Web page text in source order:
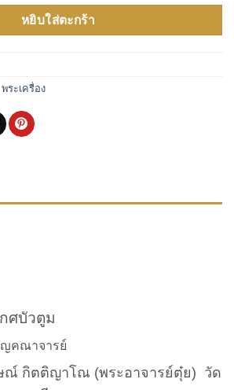
หยิบใส่ตะกร้า
พระเครื่อง
ศบัวตูม
ญคณาจารย์
ณ์ กิตติญาโณ (พระอาจารย์ตุ๋ย) วัด